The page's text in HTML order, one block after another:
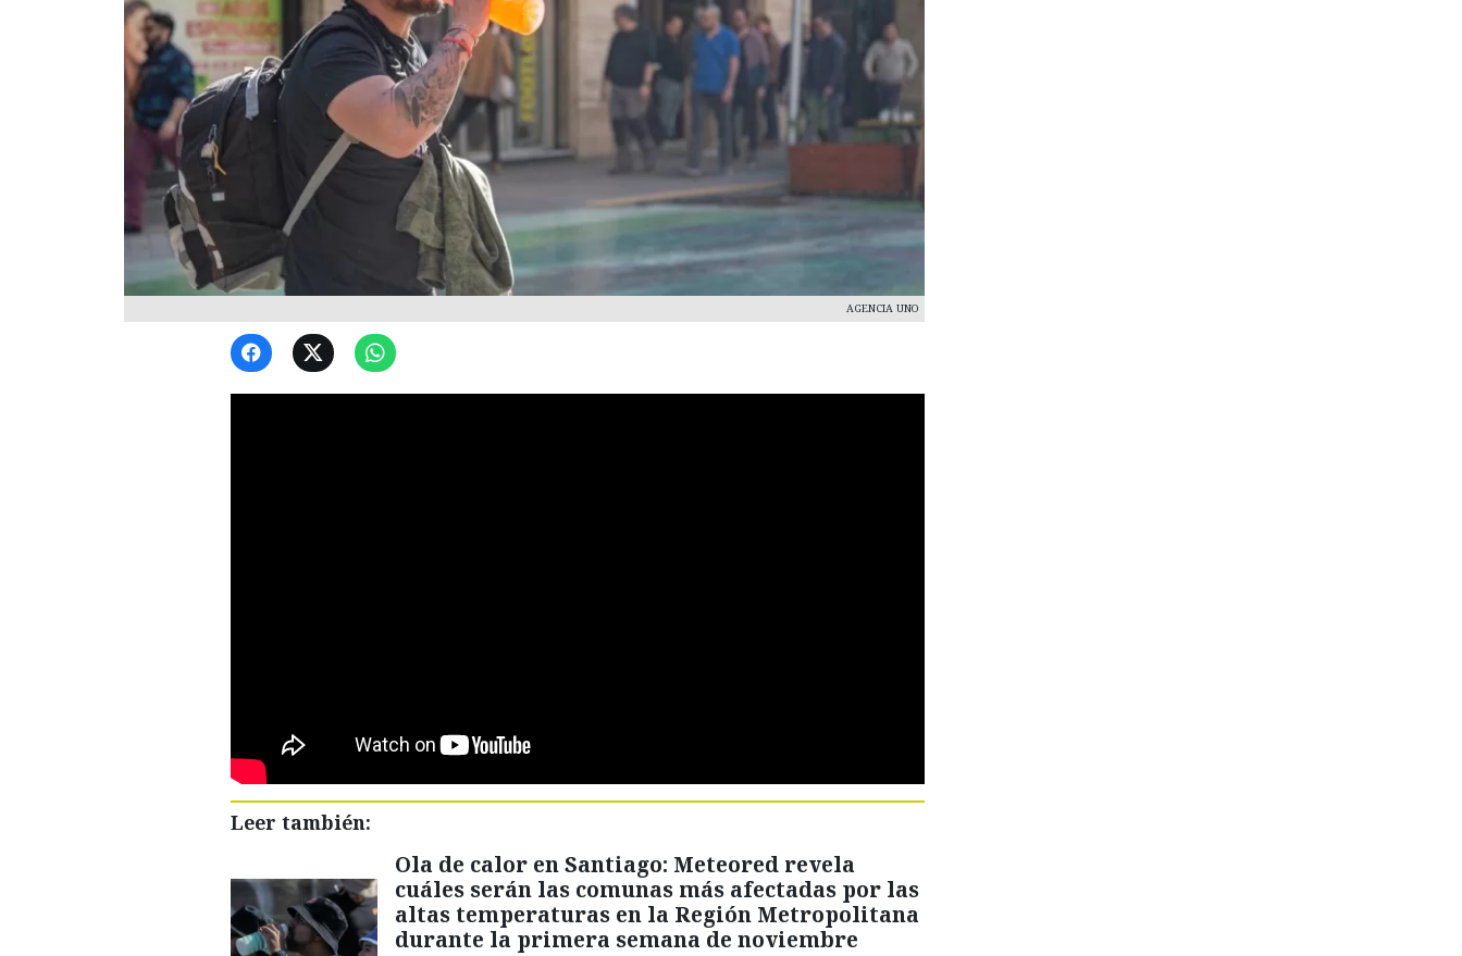
AGENCIA UNO
Leer también:
Ola de calor en Santiago: Meteored revela
cuáles serán las comunas más afectadas por las
altas temperaturas en la Región Metropolitana
durante la primera semana de noviembre